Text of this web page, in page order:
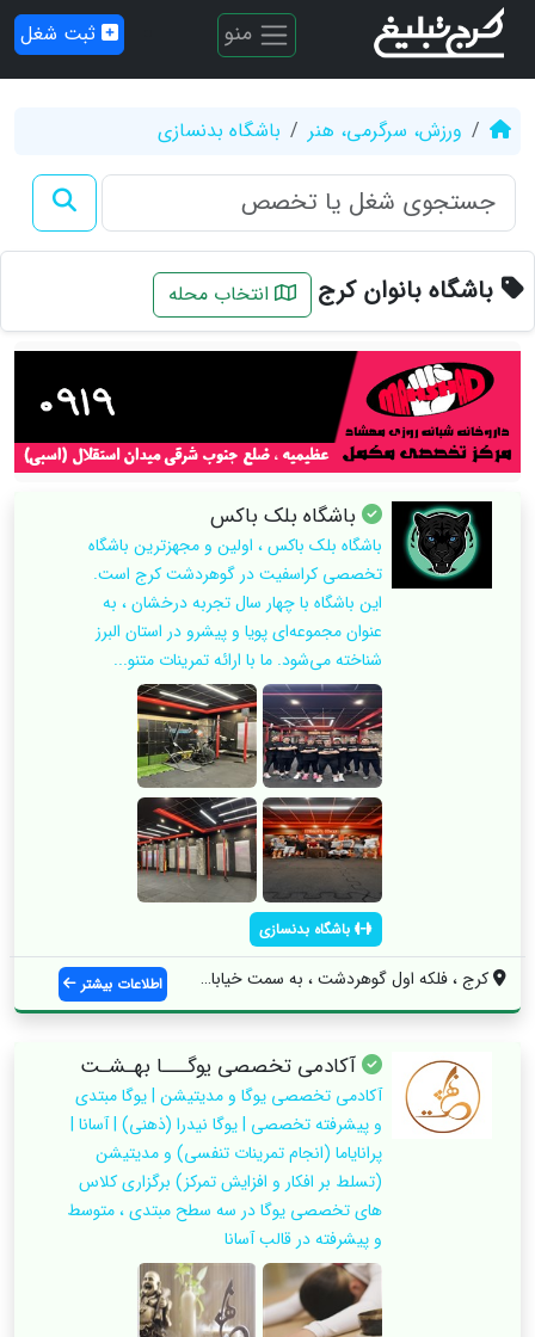
منو ثبت شغل
ورزش، سرگرمی، هنر باشگاه بدنسازی
باشگاه بانوان کرج انتخاب محله
باشگاه بلک باکس
باشگاه بلک باکس ، اولین و مجهزترین باشگاه
تخصصی کراسفیت در گوهردشت کرج است.
این باشگاه با چهار سال تجربه درخشان ، به
عنوان مجموعه‌ای پویا و پیشرو در استان البرز
شناخته می‌شود. ما با ارائه تمرینات متنو...
باشگاه بدنسازی
کرج ، فلکه اول گوهردشت ، به سمت خیابان م... اطلاعات بیشتر
آکادمی تخصصی یوگـــا بهـشـت
آکادمی تخصصی یوگا و مدیتیشن | یوگا مبتدی
و پیشرفته تخصصی | یوگا نیدرا (ذهنی) | آسانا |
پرانایاما (انجام تمرینات تنفسی) و مدیتیشن
(تسلط بر افکار و افزایش تمرکز) برگزاری کلاس
های تخصصی یوگا در سه سطح مبتدی ، متوسط
و پیشرفته در قالب آسانا